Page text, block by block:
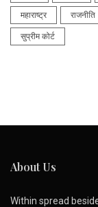
महाराष्ट्र राजनीति
सुप्रीम कोर्ट
About Us
Within spread